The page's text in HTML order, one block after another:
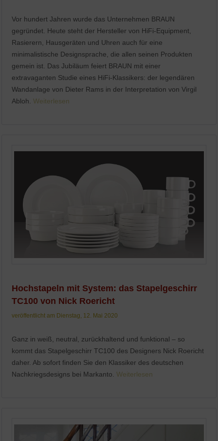
Vor hundert Jahren wurde das Unternehmen BRAUN
gegründet. Heute steht der Hersteller von HiFi-Equipment,
Rasierern, Hausgeräten und Uhren auch für eine
minimalistische Designsprache, die allen seinen Produkten
gemein ist. Das Jubiläum feiert BRAUN mit einer
extravaganten Studie eines HiFi-Klassikers: der legendären
Wandanlage von Dieter Rams in der Interpretation von Virgil
Abloh.Weiterlesen
Hochstapeln mit System: das Stapelgeschirr
TC100 von Nick Roericht
veröffentlicht am Dienstag, 12. Mai 2020
Ganz in weiß, neutral, zurückhaltend und funktional – so
kommt das Stapelgeschirr TC100 des Designers Nick Roericht
daher. Ab sofort finden Sie den Klassiker des deutschen
Nachkriegsdesigns bei Markanto.Weiterlesen